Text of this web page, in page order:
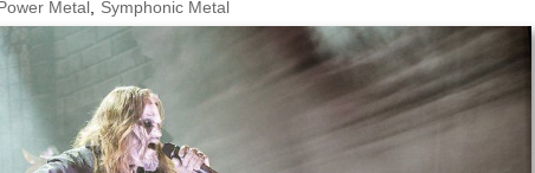
Metal Symphonic Metal